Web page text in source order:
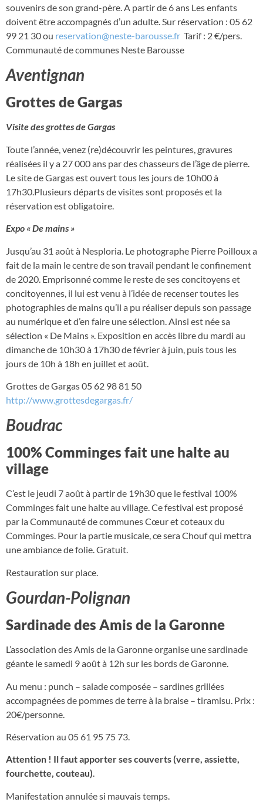
souvenirs de son grand-père. A partir de 6 ans Les enfants
doivent être accompagnés d’un adulte. Sur réservation : 05 62
99 21 30 ou reservation@neste-barousse.fr Tarif : 2 €/pers.
Communauté de communes Neste Barousse
Aventignan
Grottes de Gargas
Visite des grottes de Gargas
Toute l’année, venez (re)découvrir les peintures, gravures
réalisées il y a 27 000 ans par des chasseurs de l’âge de pierre.
Le site de Gargas est ouvert tous les jours de 10h00 à
17h30.Plusieurs départs de visites sont proposés et la
réservation est obligatoire.
Expo « De mains »
Jusqu’au 31 août à Nesploria. Le photographe Pierre Poilloux a
fait de la main le centre de son travail pendant le confinement
de 2020. Emprisonné comme le reste de ses concitoyens et
concitoyennes, il lui est venu à l’idée de recenser toutes les
photographies de mains qu’il a pu réaliser depuis son passage
au numérique et d’en faire une sélection. Ainsi est née sa
sélection « De Mains ». Exposition en accès libre du mardi au
dimanche de 10h30 à 17h30 de février à juin, puis tous les
jours de 10h à 18h en juillet et août.
Grottes de Gargas 05 62 98 81 50
http://www.grottesdegargas.fr/
Boudrac
100% Comminges fait une halte au
village
C’est le jeudi 7 août à partir de 19h30 que le festival 100%
Comminges fait une halte au village. Ce festival est proposé
par la Communauté de communes Cœur et coteaux du
Comminges. Pour la partie musicale, ce sera Chouf qui mettra
une ambiance de folie. Gratuit.
Restauration sur place.
Gourdan-Polignan
Sardinade des Amis de la Garonne
L’association des Amis de la Garonne organise une sardinade
géante le samedi 9 août à 12h sur les bords de Garonne.
Au menu : punch – salade composée – sardines grillées
accompagnées de pommes de terre à la braise – tiramisu. Prix :
20€/personne.
Réservation au 05 61 95 75 73.
Attention ! Il faut apporter ses couverts (verre, assiette,
fourchette, couteau).
Manifestation annulée si mauvais temps.